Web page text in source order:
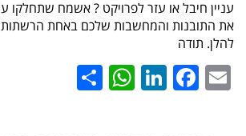
עניין חיבל או עזר לפרויקט ? אשמח שתחלקו
את התובנות והמחשבות שלכם באחת הרשתות
להלן. תודה
Email
Facebook
LinkedIn
WhatsApp